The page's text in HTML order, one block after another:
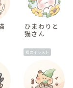
ひまわりと
猫さん
猫のイラスト